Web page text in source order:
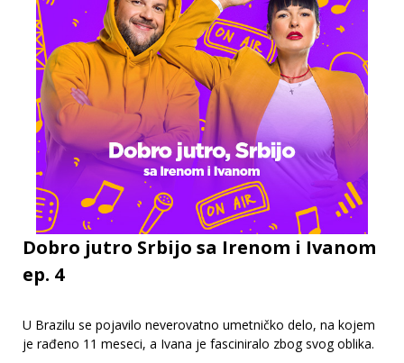
Dobro jutro Srbijo sa Irenom i Ivanom
ep. 4
U Brazilu se pojavilo neverovatno umetničko delo, na kojem
je rađeno 11 meseci, a Ivana je fasciniralo zbog svog oblika.